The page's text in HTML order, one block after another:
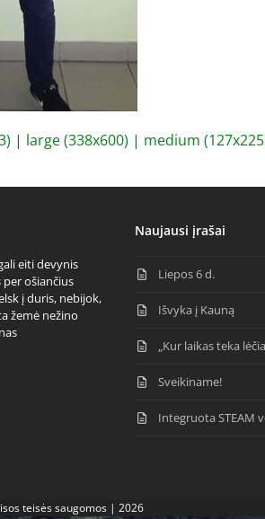
| large (338x600) | medium
eiti devynis
ošiančius
į duris, nebijok,
žemė nežino
Naujausi įrašai
Liepos 6 d.
Išvyka į Kauną
„Kur laikas teka
Sveikiname!
Integruota STEAM
teisės saugomos | 2026